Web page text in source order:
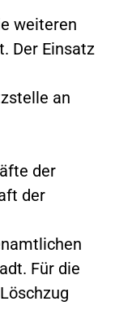
weiteren
Der Einsatz
an
der
der
Für die